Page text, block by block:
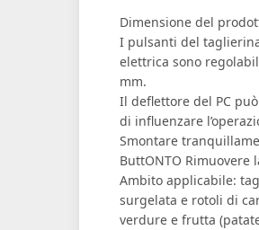
Dimensione del
I pulsanti del
elettrica sono
mm.
Il deflettore del PC
di influenzare
Smontare
ButtONTO Rimuovere
Ambito applicabile:
surgelata e rotoli di
verdure e frutta